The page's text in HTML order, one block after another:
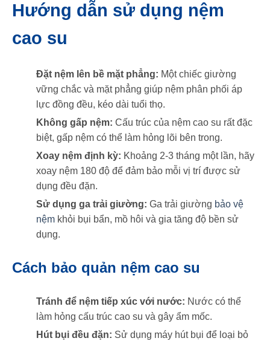
Hướng dẫn sử dụng nệm
cao su
Đặt nệm lên bề mặt phẳng: Một chiếc giường
vững chắc và mặt phẳng giúp nệm phân phối áp
lực đồng đều, kéo dài tuổi thọ.
Không gấp nệm: Cấu trúc của nệm cao su rất đặc
biệt, gấp nệm có thể làm hỏng lõi bên trong.
Xoay nệm định kỳ: Khoảng 2-3 tháng một lần, hãy
xoay nệm 180 độ để đảm bảo mỗi vị trí được sử
dụng đều đặn.
Sử dụng ga trải giường: Ga trải giường bảo vệ
nệm khỏi bụi bẩn, mồ hôi và gia tăng độ bền sử
dụng.
Cách bảo quản nệm cao su
Tránh để nệm tiếp xúc với nước: Nước có thể
làm hỏng cấu trúc cao su và gây ẩm mốc.
Hút bụi đều đặn: Sử dụng máy hút bụi để loại bỏ